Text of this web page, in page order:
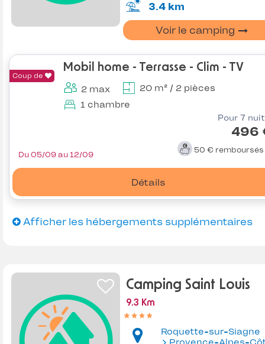
3.4 km
Voir le camping
Coup de
Mobil home - Terrasse - Clim - TV
2 max
20 m² / 2 pièces
1 chambre
Pour 7
496
50 € remboursés
Détails
Du 05/09 au 12/09
Afficher les hébergements supplémentaires
Camping Saint Louis
9.3 Km
Roquette-sur-Siagne